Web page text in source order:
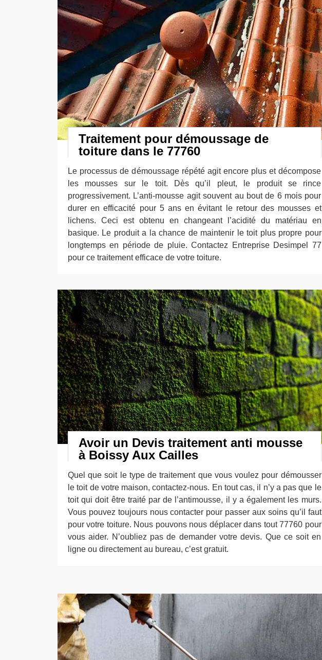
Traitement pour démoussage de
toiture dans le 77760
Le processus de démoussage répété agit encore plus et décompose
les mousses sur le toit. Dès qu’il pleut, le produit se rince
progressivement. L’anti-mousse agit souvent au bout de 6 mois pour
durer en efficacité pour 5 ans en évitant le retour des mousses et
lichens. Ceci est obtenu en changeant l’acidité du matériau en
basique. Le produit a la chance de maintenir le toit plus propre pour
longtemps en période de pluie. Contactez Entreprise Desimpel 77
pour ce traitement efficace de votre toiture.
Avoir un Devis traitement anti mousse
à Boissy Aux Cailles
Quel que soit le type de traitement que vous voulez pour démousser
le toit de votre maison, contactez-nous. En tout cas, il n’y a pas que le
toit qui doit être traité par de l’antimousse, il y a également les murs.
Vous pouvez toujours nous contacter pour passer aux soins qu’il faut
pour votre toiture. Nous pouvons nous déplacer dans tout 77760 pour
vous aider. N’oubliez pas de demander votre devis. Que ce soit en
ligne ou directement au bureau, c’est gratuit.